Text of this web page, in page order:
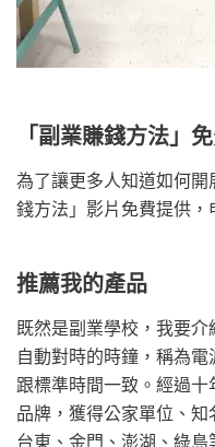
「副業賺錢方法」
為了讓更多人知道如何
錢方法」影片免費提供，
推薦我的產品
既然是副業學校，我要
自動對時的時鐘，稱為
跟標準時間一致。經過
品牌，獲得公家單位、知
台東、金門、澎湖、綠島